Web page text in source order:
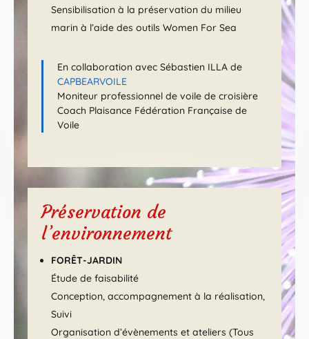
Sensibilisation à la préservation du milieu
marin à l’aide des outils Women For Sea
En collaboration avec Sébastien ILLA de
CAPBEARVOILE
Moniteur professionnel de voile de croisière
Coach Plaisance Fédération Française de
Voile
Préservation de
l’environnement
FORÊT-JARDIN
Étude de faisabilité
Conception, accompagnement à la réalisation,
Suivi
Organisation d’évènements et ateliers (Tous